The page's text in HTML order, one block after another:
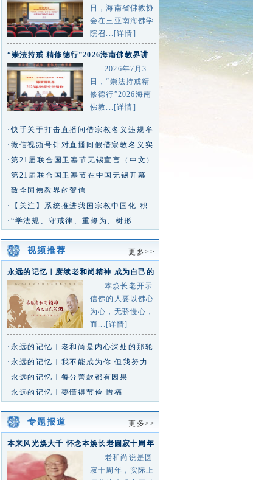
日，海南省佛教协
会在三亚南海佛学
院召...[详情]
“崇法持戒 精修德行”2026海南佛教界讲
经交流活动在三亚
2026年7月3
日，“崇法持戒精
修德行”2026海南
佛教...[详情]
·快手关于打击直播间借宗教名义违规牟
利行为的专项治理公告
·微信视频号针对直播间假借宗教名义实
施违规行为的治理公告
·第21届联合国卫塞节无锡宣言（中文）
·第21届联合国卫塞节在中国无锡开幕
王沪宁致信祝贺
·致全国佛教界的贺信
·【关注】系统推进我国宗教中国化 积
极引导宗教与社会主义社会相
·“学法规、守戒律、重修为、树形
象”——2026年海南省佛教界执事
视频推荐 更多>>
永远的记忆｜赓续老和尚精神 成为自己的
佛
本焕长老开示
信佛的人要以佛心
为心，无骄慢心，
而...[详情]
·永远的记忆｜老和尚是内心深处的那轮
红日
·永远的记忆｜我不能成为你 但我努力
靠近你
·永远的记忆｜每分善款都有因果
·永远的记忆｜要懂得节俭 惜福
专题报道 更多>>
本来风光焕大千 怀念本焕长老圆寂十周年
专题
老和尚说是圆
寂十周年，实际上